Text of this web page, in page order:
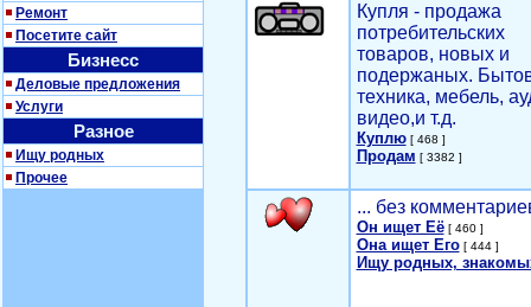
Ремонт
Посетите сайт
Бизнесс
Деловые предложения
Услуги
Разное
Ищу родных
Прочее
Купля - продажа
потребительских
товаров, новых и
подержаных.
техника, мебель,
видео,и т.д.
Куплю[ 468 ]
Продам [ 3382 ]
... без
Он ищет Её[ 460 ]
Она ищет Его[ 444 ]
Ищу родных,